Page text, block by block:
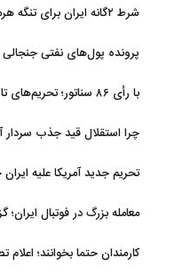
شرط ۲گانه ایران برای تنگه هرمز؛ تحریم‌ها و غرامت به معادله برگشتند
پرونده پول‌های نفتی
با رأی ۸۶ سناتور؛ تحریم‌های تازه علیه ایران کلید خورد
چرا استقلال قید جذب سردار
تحریم جدید آمریکا علیه
معامله بزرگ در فوتبال
کارمندان حتما بخوانند؛